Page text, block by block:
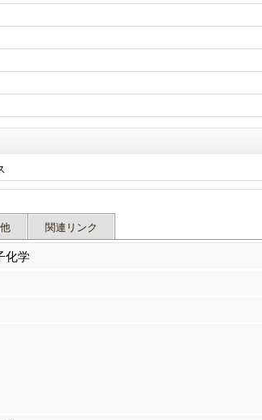
関連リンク
化学